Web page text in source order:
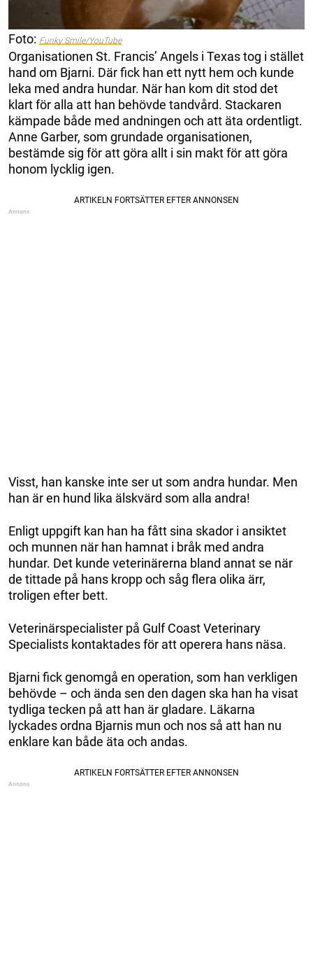
Foto: Funky Smile/YouTube
Organisationen St. Francis’ Angels i Texas tog i stället
hand om Bjarni. Där fick han ett nytt hem och kunde
leka med andra hundar. När han kom dit stod det
klart för alla att han behövde tandvård. Stackaren
kämpade både med andningen och att äta ordentligt.
Anne Garber, som grundade organisationen,
bestämde sig för att göra allt i sin makt för att göra
honom lycklig igen.
Visst, han kanske inte ser ut som andra hundar. Men
han är en hund lika älskvärd som alla andra!
Enligt uppgift kan han ha fått sina skador i ansiktet
och munnen när han hamnat i bråk med andra
hundar. Det kunde veterinärerna bland annat se när
de tittade på hans kropp och såg flera olika ärr,
troligen efter bett.
Veterinärspecialister på Gulf Coast Veterinary
Specialists kontaktades för att operera hans näsa.
Bjarni fick genomgå en operation, som han verkligen
behövde – och ända sen den dagen ska han ha visat
tydliga tecken på att han är gladare. Läkarna
lyckades ordna Bjarnis mun och nos så att han nu
enklare kan både äta och andas.